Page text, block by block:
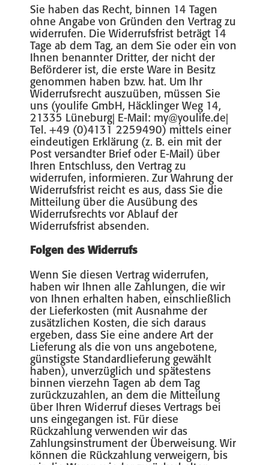
Sie haben das Recht, binnen 14 Tagen
ohne Angabe von Gründen den Vertrag zu
widerrufen. Die Widerrufsfrist beträgt 14
Tage ab dem Tag, an dem Sie oder ein von
Ihnen benannter Dritter, der nicht der
Beförderer ist, die erste Ware in Besitz
genommen haben bzw. hat. Um Ihr
Widerrufsrecht auszuüben, müssen Sie
uns (youlife GmbH, Häcklinger Weg 14,
21335 Lüneburg| E-Mail: my@youlife.de|
Tel. +49 (0)4131 2259490) mittels einer
eindeutigen Erklärung (z. B. ein mit der
Post versandter Brief oder E-Mail) über
Ihren Entschluss, den Vertrag zu
widerrufen, informieren. Zur Wahrung der
Widerrufsfrist reicht es aus, dass Sie die
Mitteilung über die Ausübung des
Widerrufsrechts vor Ablauf der
Widerrufsfrist absenden.
Folgen des Widerrufs
Wenn Sie diesen Vertrag widerrufen,
haben wir Ihnen alle Zahlungen, die wir
von Ihnen erhalten haben, einschließlich
der Lieferkosten (mit Ausnahme der
zusätzlichen Kosten, die sich daraus
ergeben, dass Sie eine andere Art der
Lieferung als die von uns angebotene,
günstigste Standardlieferung gewählt
haben), unverzüglich und spätestens
binnen vierzehn Tagen ab dem Tag
zurückzuzahlen, an dem die Mitteilung
über Ihren Widerruf dieses Vertrags bei
uns eingegangen ist. Für diese
Rückzahlung verwenden wir das
Zahlungsinstrument der Überweisung. Wir
können die Rückzahlung verweigern, bis